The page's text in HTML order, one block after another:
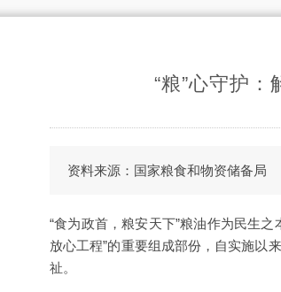
“粮”心守护：
资料来源：国家粮食和物资储备局
“食为政首，粮安天下”粮油作为民生
放心工程”的重要组成部份，自实施以
祉。